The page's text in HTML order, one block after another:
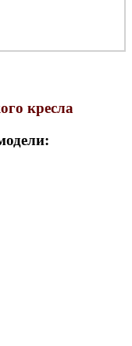
кресла